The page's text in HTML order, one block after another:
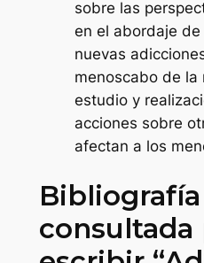
sobre las
en el abordaje
nuevas
menoscabo de la
estudio y
acciones sobre
afectan a los
Bibliografía
consultada